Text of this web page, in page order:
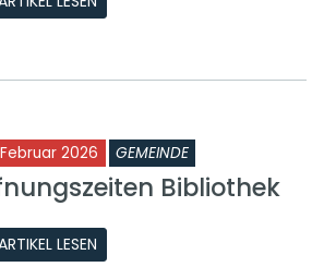
2026 GEMEINDE
Bibliothek
LESEN